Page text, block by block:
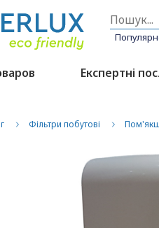
Експертні
Фільтри побутові